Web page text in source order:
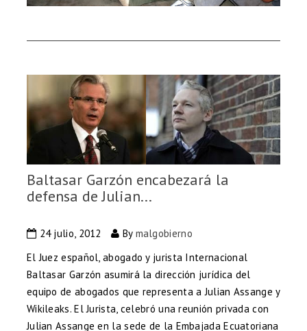
Baltasar Garzón encabezará la
defensa de Julian...
24 julio, 2012 By malgobierno
El Juez español, abogado y jurista Internacional
Baltasar Garzón asumirá la dirección jurídica del
equipo de abogados que representa a Julian Assange y
Wikileaks. El Jurista, celebró una reunión privada con
Julian Assange en la sede de la Embajada Ecuatoriana